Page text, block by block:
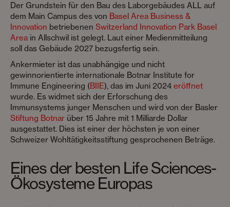
Der Grundstein für den Bau des Laborgebäudes ALL auf
dem Main Campus des von Basel Area Business &
Innovation betriebenen Switzerland Innovation Park Basel
Areain Allschwil ist gelegt. Laut einer Medienmitteilung
soll das Gebäude 2027 bezugsfertig sein.
Ankermieter ist das unabhängige und nicht
gewinnorientierte internationale Botnar Institute for
Immune Engineering (BIIE), das im Juni 2024 eröffnet
wurde. Es widmet sich der Erforschung des
Immunsystems junger Menschen und wird von der Basler
Stiftung Botnar über 15 Jahre mit 1 Milliarde Dollar
ausgestattet. Dies ist einer der höchsten je von einer
Schweizer Wohltätigkeitsstiftung gesprochenen Beträge.
Eines der besten Life Sciences-
Ökosysteme Europas